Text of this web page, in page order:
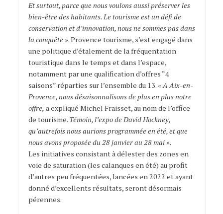
Et surtout, parce que nous voulons aussi préserver les
bien-être des habitants. Le tourisme est un défi de
conservation et d’innovation, nous ne sommes pas dans
la conquête ». Provence tourisme, s’est engagé dans
une politique d’étalement de la fréquentation
touristique dans le temps et dans l’espace,
notamment par une qualification d’offres “4
saisons” réparties sur l’ensemble du 13. « A Aix-en-
Provence, nous désaisonnalisons de plus en plus notre
offre, a expliqué Michel Fraisset, au nom de l’office
de tourisme. Témoin, l’expo de David Hockney,
qu’autrefois nous aurions programmée en été, et que
nous avons proposée du 28 janvier au 28 mai ».
Les initiatives consistant à délester des zones en
voie de saturation (les calanques en été) au profit
d’autres peu fréquentées, lancées en 2022 et ayant
donné d’excellents résultats, seront désormais
pérennes.